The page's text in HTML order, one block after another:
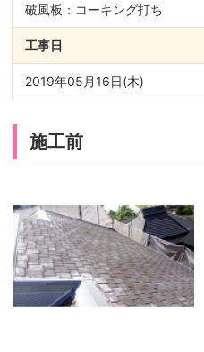
破風板：コーキング打ち
工事日
2019年05月16日(木)
施工前